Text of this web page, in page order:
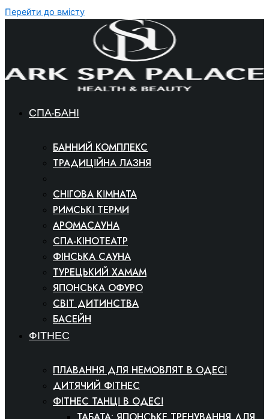
Перейти до вмісту
СПА-БАНІ
БАННИЙ КОМПЛЕКС
ТРАДИЦІЙНА ЛАЗНЯ
СНІГОВА КІМНАТА
РИМСЬКІ ТЕРМИ
АРОМАСАУНА
СПА-КІНОТЕАТР
ФІНСЬКА САУНА
ТУРЕЦЬКИЙ ХАМАМ
ЯПОНСЬКА ОФУРО
СВІТ ДИТИНСТВА
БАСЕЙН
ФІТНЕС
ПЛАВАННЯ ДЛЯ НЕМОВЛЯТ В ОДЕСІ
ДИТЯЧИЙ ФІТНЕС
ФІТНЕС ТАНЦІ В ОДЕСІ